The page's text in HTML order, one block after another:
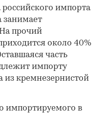
импорта
занимает
прочий
около 40%
часть
импорту
из кремнезернистой
импортируемого в